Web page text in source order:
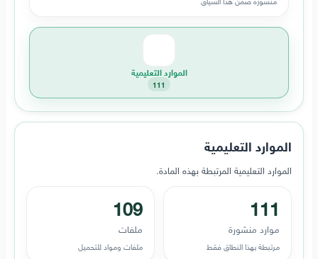
الموارد التعليمية
111
الموارد التعليمية
الموارد التعليمية المرتبطة بهذه المادة.
111
موارد منشورة
مرتبطة بهذا النطاق فقط
109
ملفات
ملفات ومواد للتحميل